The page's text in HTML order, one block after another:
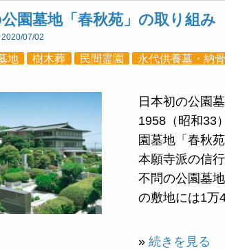
公園墓地「春秋苑」の取り組み
2020/07/02
地 樹木葬 民間霊園 永代供養墓・納
日本初の公園
1958（昭和33
園墓地「春秋
本願寺派の信
不問の公園墓
の敷地には1
» 続きを見る